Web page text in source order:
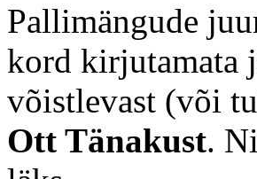
Pallimängude
kord kirjutamata
võistlevast (või
Ott Tänakust.